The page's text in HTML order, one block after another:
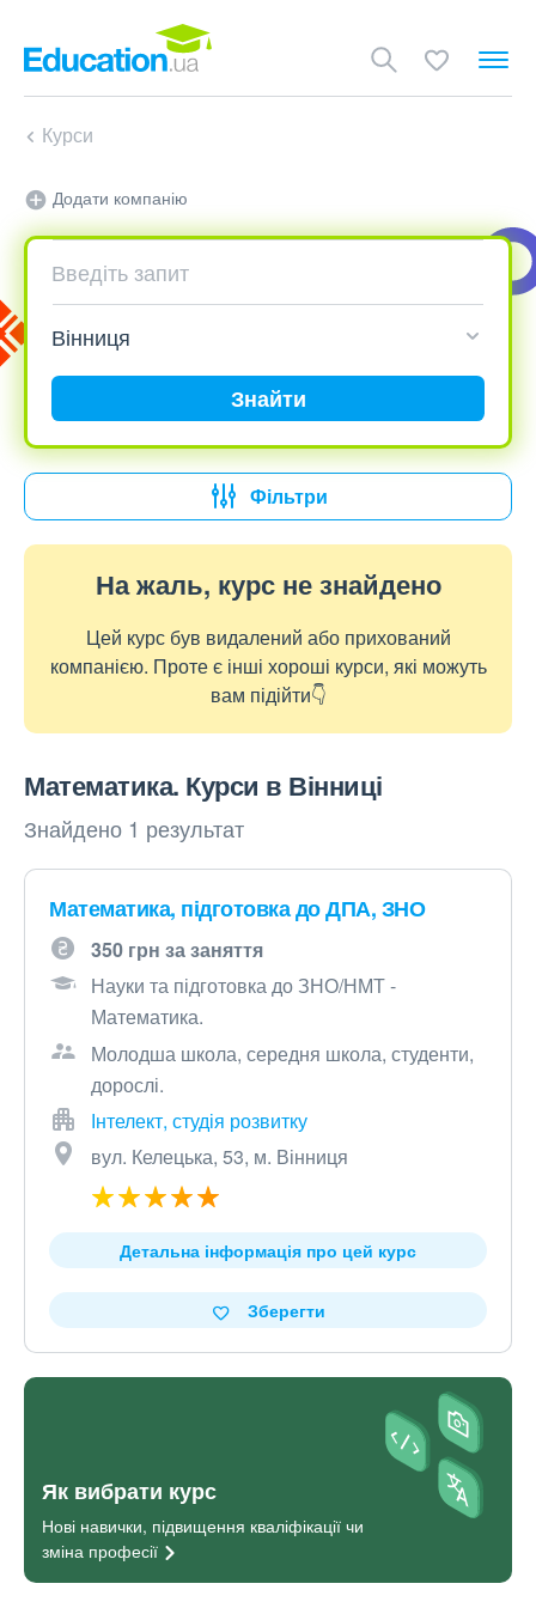
Курси
Додати компанію
Знайти
Фільтри
На жаль, курс не знайдено
Цей курс був видалений або прихований
компанією. Проте є інші хороші курси, які можуть
вам підійти👇
Математика. Курси в Вінниці
Знайдено 1 результат
Математика, підготовка до ДПА, ЗНО
350 грн за заняття
Науки та підготовка до ЗНО/НМТ -
Математика.
Молодша школа, середня школа, студенти,
дорослі.
Інтелект, студія розвитку
вул. Келецька, 53, м. Вінниця
Детальна інформація про цей курс
Зберегти
Як вибрати курс
Нові навички, підвищення кваліфікації чи
зміна професії